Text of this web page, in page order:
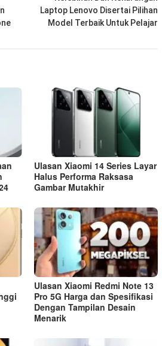
Laptop Lenovo Disertai Pilihan
Model Terbaik Untuk Pelajar
Ulasan Xiaomi 14 Series Layar
Halus Performa Raksasa
Gambar Mutakhir
Ulasan Xiaomi Redmi Note 13
Pro 5G Harga dan Spesifikasi
Dengan Tampilan Desain
Menarik